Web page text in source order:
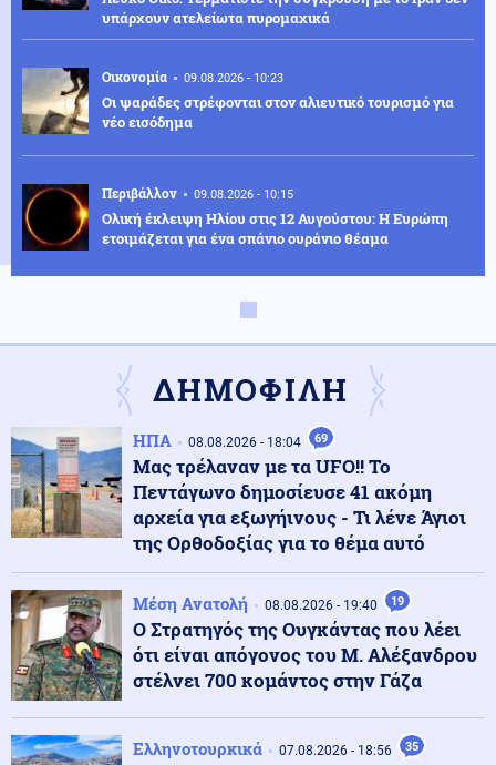
υπάρχουν ατελείωτα πυρομαχικά
Οικονομία 09.08.2026 - 10:23
Οι ψαράδες στρέφονται στον αλιευτικό τουρισμό για
νέο εισόδημα
Περιβάλλον 09.08.2026 - 10:15
Ολική έκλειψη Ηλίου στις 12 Αυγούστου: Η Ευρώπη
ετοιμάζεται για ένα σπάνιο ουράνιο θέαμα
Κόσμος
«Ασπίδα» κατά των drones αναζητεί η Γερμανία, μετά
από το περιστατικό στη Λειψία
Αθλητισμός 09.08.2026 - 09:55
Παγκόσμιο Κ20: Ασημένιο μετάλλιο για τη Ρούσου στα
800 μέτρα
Κοινωνία 09.08.2026 - 09:50
Σχολεία: Τι «φέρνει» το πολλαπλό βιβλίο – Οι
εκκρεμότητες και τα επόμενα βήματα
ΔΗΜΟΦΙΛΗ
ΗΠΑ 08.08.2026 - 18:04 69
Μας τρέλαναν με τα UFO!! Το
Πεντάγωνο δημοσίευσε 41 ακόμη
αρχεία για εξωγήινους - Τι λένε Άγιοι
της Ορθοδοξίας για το θέμα αυτό
Μέση Ανατολή 08.08.2026 - 19:40 19
Ο Στρατηγός της Ουγκάντας που λέει
ότι είναι απόγονος του Μ. Αλέξανδρου
στέλνει 700 κομάντος στην Γάζα
Ελληνοτουρκικά 07.08.2026 - 18:56 35